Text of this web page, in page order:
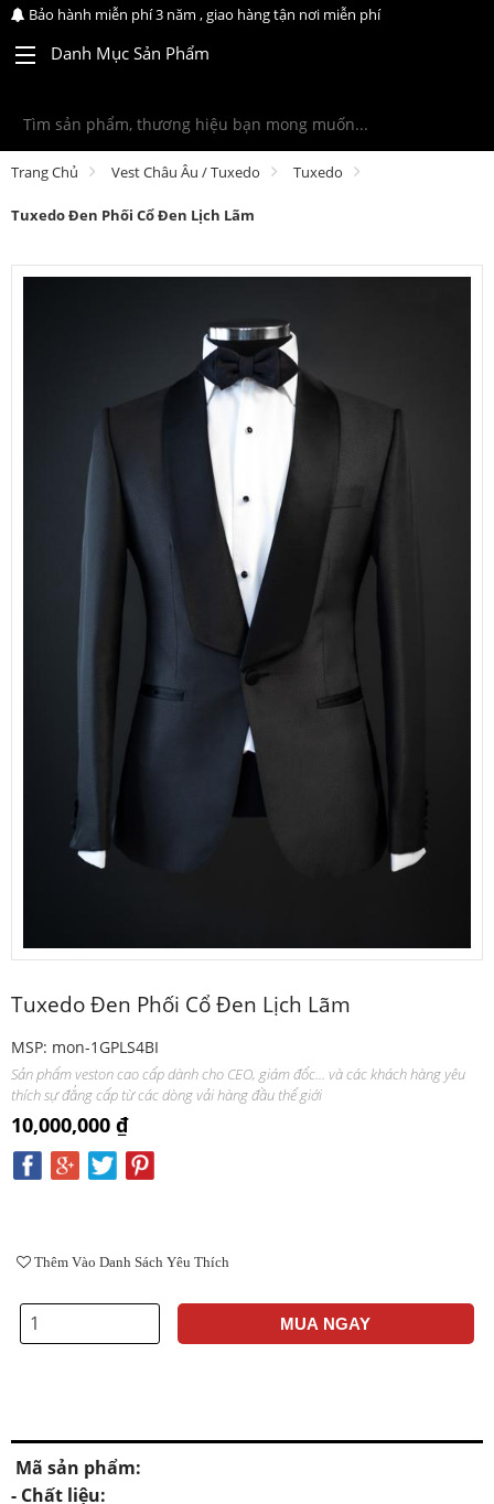
Bảo hành miễn phí 3 năm , giao hàng tận nơi miễn phí
Danh Mục Sản Phẩm
Trang Chủ Vest Châu Âu / Tuxedo Tuxedo
Tuxedo Đen Phối Cổ Đen Lịch Lãm
Tuxedo Đen Phối Cổ Đen Lịch Lãm
MSP: mon-1GPLS4BI
Sản phẩm veston cao cấp dành cho CEO, giám đốc... và các khách hàng yêu
thích sự đẳng cấp từ các dòng vải hàng đầu thế giới
10,000,000 ₫
Thêm Vào Danh Sách Yêu Thích
MUA NGAY
Mã sản phẩm:
- Chất liệu: